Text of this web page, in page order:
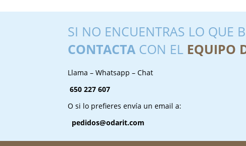
SI NO ENCUENTRAS LO QUE
CONTACTA CON EL EQUIPO
Llama – Whatsapp – Chat
650 227 607
O si lo prefieres envía un email a:
pedidos@odarit.com